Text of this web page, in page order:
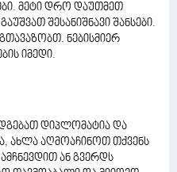
მეტი დრო დაუთმეთ
შესანიშნავი შანსები.
ნებისმიერ
იმედი.
დიპლომატია და
ახლა აღმოაჩინოთ თქვენს
ან გვერდს